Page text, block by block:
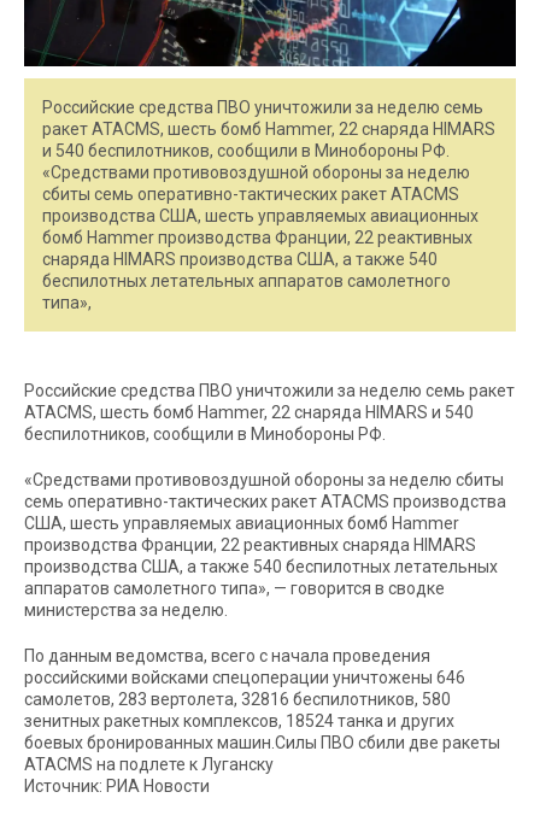
Российские средства ПВО уничтожили за неделю семь
ракет ATACMS, шесть бомб Hammer, 22 снаряда HIMARS
и 540 беспилотников, сообщили в Минобороны РФ.
«Средствами противовоздушной обороны за неделю
сбиты семь оперативно-тактических ракет ATACMS
производства США, шесть управляемых авиационных
бомб Hammer производства Франции, 22 реактивных
снаряда HIMARS производства США, а также 540
беспилотных летательных аппаратов самолетного
типа»,
Российские средства ПВО уничтожили за неделю семь ракет
ATACMS, шесть бомб Hammer, 22 снаряда HIMARS и 540
беспилотников, сообщили в Минобороны РФ.
«Средствами противовоздушной обороны за неделю сбиты
семь оперативно-тактических ракет ATACMS производства
США, шесть управляемых авиационных бомб Hammer
производства Франции, 22 реактивных снаряда HIMARS
производства США, а также 540 беспилотных летательных
аппаратов самолетного типа», — говорится в сводке
министерства за неделю.
По данным ведомства, всего с начала проведения
российскими войсками спецоперации уничтожены 646
самолетов, 283 вертолета, 32816 беспилотников, 580
зенитных ракетных комплексов, 18524 танка и других
боевых бронированных машин.Силы ПВО сбили две ракеты
ATACMS на подлете к Луганску
Источник: РИА Новости